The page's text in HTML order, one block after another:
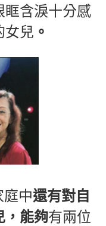
眶含淚十分感
女兒 。
中還有對自
，能夠有兩位